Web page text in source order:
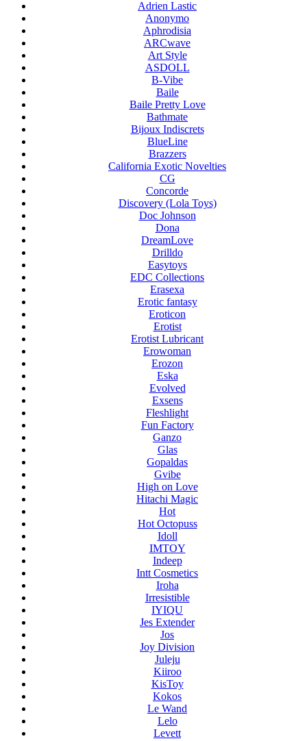
Adrien Lastic
Anonymo
Aphrodisia
ARCwave
Art Style
ASDOLL
B-Vibe
Baile
Baile Pretty Love
Bathmate
Bijoux Indiscrets
BlueLine
Brazzers
California Exotic Novelties
CG
Concorde
Discovery (Lola Toys)
Doc Johnson
Dona
DreamLove
Drilldo
Easytoys
EDC Collections
Erasexa
Erotic fantasy
Eroticon
Erotist
Erotist Lubricant
Erowoman
Erozon
Eska
Evolved
Exsens
Fleshlight
Fun Factory
Ganzo
Glas
Gopaldas
Gvibe
High on Love
Hitachi Magic
Hot
Hot Octopuss
Idoll
IMTOY
Indeep
Intt Cosmetics
Iroha
Irresistible
IYIQU
Jes Extender
Jos
Joy Division
Juleju
Kiiroo
KisToy
Kokos
Le Wand
Lelo
Levett